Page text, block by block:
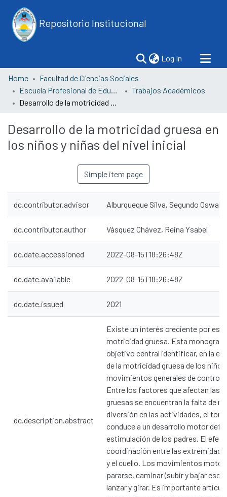
Repositorio Institucional
Log In (current)
Home
Facultad de Ciencias Sociales
Escuela Profesional de Educación
Trabajos Académicos
Desarrollo de la motricidad gruesa en los niños y niñas del nivel inicial
Desarrollo de la motricidad gruesa en
los niños y niñas del nivel inicial
Simple item page
dc.contributor.advisor Alburqueque Silva, Segundo
dc.contributor.author Vásquez Chávez, Reina Ysabel
dc.date.accessioned 2022-08-15T18:26:48Z
dc.date.available 2022-08-15T18:26:48Z
dc.date.issued 2021
dc.description.abstract
Existe un interés creciente por
motricidad gruesa. Esta
objetivo central identificar, en la
de la motricidad gruesa de los
movimientos generales de control
Entre los factores que afectan las
gruesas se encuentran la falta de
diversión en las actividades, el
conduce a un desarrollo motor
estimulación de los padres. El
coordinación entre las
y el cuello. Los movimientos
pararse, caminar (subir y bajar
lanzar y girar. Es importante